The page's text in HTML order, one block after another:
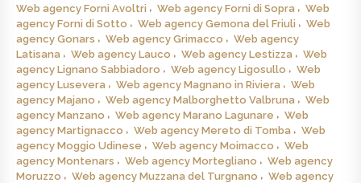
Web agency Forni Avoltri
Web agency Forni di Sopra
Web
agency Forni di Sotto
Web agency Gemona del Friuli
Web
agency Gonars
Web agency Grimacco
Web agency
Latisana
Web agency Lauco Web agency Lestizza
Web
agency Lignano Sabbiadoro
Web agency Ligosullo
Web
agency Lusevera
Web agency Magnano in Riviera
Web
agency Majano
Web agency Malborghetto Valbruna
Web
agency Manzano
Web agency Marano Lagunare
Web
agency Martignacco
Web agency Mereto di Tomba
Web
agency Moggio Udinese
Web agency Moimacco
Web
agency Montenars
Web agency Mortegliano
Web agency
Moruzzo
Web agency Muzzana del Turgnano
Web agency